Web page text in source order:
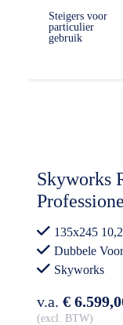
Steigers voor
particulier
gebruik
Skyworks
135x245
Dubbele
Skyworks
v.a. €
excl. BTW